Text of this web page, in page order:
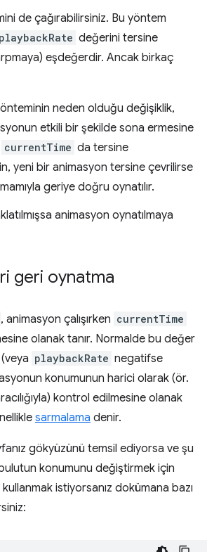
de çağırabilirsiniz. Bu yöntem
playbackRate değerini tersine
eşdeğerdir. Ancak birkaç
neden olduğu değişiklik,
etkili bir şekilde sona ermesine
currentTime da tersine
yeni bir animasyon tersine çevrilirse
geriye doğru oynatılır.
animasyon oynatılmaya
geri oynatma
, animasyon çalışırken currentTime
olanak tanır. Normalde bu değer
playbackRate negatifse
konumunun harici olarak (ör.
kontrol edilmesine olanak
sarmalama denir.
gökyüzünü temsil ediyorsa ve şu
konumunu değiştirmek için
istiyorsanız dokümana bazı